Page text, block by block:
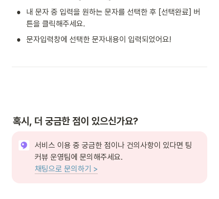
•
내 문자 중 입력을 원하는 문자를 선택한 후 [선택완료] 버
튼을 클릭해주세요.
• 문자입력창에 선택한 문자내용이 입력되었어요!
혹시, 더 궁금한 점이 있으신가요?
서비스 이용 중 궁금한 점이나 건의사항이 있다면 팅
채팅으로 문의하기 >